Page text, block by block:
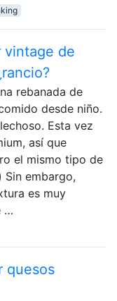
vintage de
rebanada de
desde niño.
Esta vez
así que
el mismo tipo de
Sin embargo,
es muy
…
quesos